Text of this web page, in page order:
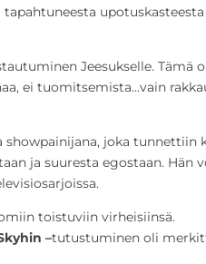
upotuskasteesta
Jeesukselle. Tämä
ei tuomitsemista…vain
joka tunnettiin
ja suuresta egostaan. Hän
toistuviin virheisiinsä.
–tutustuminen oli